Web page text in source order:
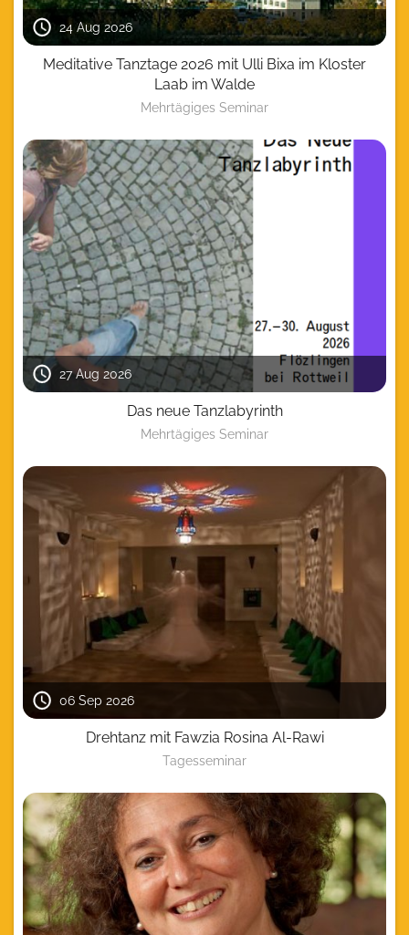
24 Aug 2026
Meditative Tanztage 2026 mit Ulli Bixa im Kloster
Laab im Walde
Mehrtägiges Seminar
27 Aug 2026
Das neue Tanzlabyrinth
Mehrtägiges Seminar
06 Sep 2026
Drehtanz mit Fawzia Rosina Al-Rawi
Tagesseminar